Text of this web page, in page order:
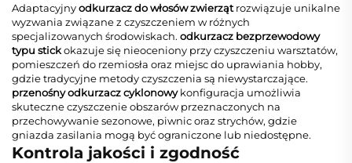
Adaptacyjnyodkurzacz do włosów zwierząt rozwiązuje unikalne
wyzwania związane z czyszczeniem w różnych
specjalizowanych środowiskach. odkurzacz bezprzewodowy
typu stickokazuje się nieoceniony przy czyszczeniu warsztatów,
pomieszczeń do rzemiosła oraz miejsc do uprawiania hobby,
gdzie tradycyjne metody czyszczenia są niewystarczające.
przenośny odkurzacz cyklonowykonfiguracja umożliwia
skuteczne czyszczenie obszarów przeznaczonych na
przechowywanie sezonowe, piwnic oraz strychów, gdzie
gniazda zasilania mogą być ograniczone lub niedostępne.
Kontrola jakości i zgodność